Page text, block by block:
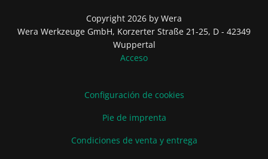
Copyright 2026 by Wera
Wera Werkzeuge GmbH, Korzerter Straße 21-25, D - 42349
Wuppertal
Acceso
Configuración de cookies
Pie de imprenta
Condiciones de venta y entrega